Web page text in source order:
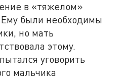
в «тяжелом»
Ему были необходимы
но мать
этому.
уговорить
мальчика